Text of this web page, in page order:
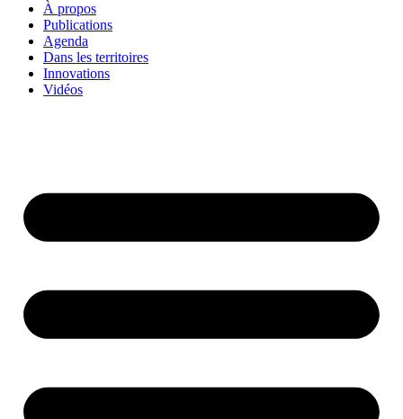
À propos
Publications
Agenda
Dans les territoires
Innovations
Vidéos